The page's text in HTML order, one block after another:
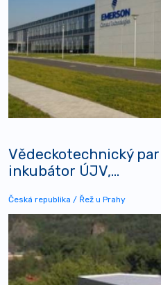
Vědeckotechnický
inkubátor ÚJV,...
Česká republika / Řež u Prahy